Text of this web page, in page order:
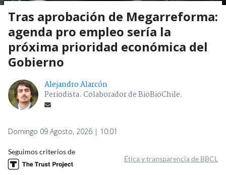
Tras aprobación de Megarreforma:
agenda pro empleo sería la
próxima prioridad económica del
Gobierno
Alejandro Alarcón
Periodista. Colaborador de BioBioChile.
Domingo 09 Agosto, 2026 | 10:01
Seguimos criterios de
Ética y transparencia de BBCL